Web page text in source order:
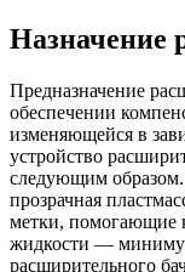
Назначение
Предназначение
обеспечении
изменяющейся в
устройство
следующим
прозрачная
метки, помогающие
жидкости —
расширительного